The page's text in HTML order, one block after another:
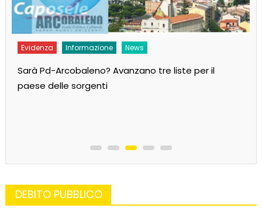
Evidenza Informazione News
Sarà Pd-Arcobaleno? Avanzano tre liste per il
paese delle sorgenti
DEBITO PUBBLICO